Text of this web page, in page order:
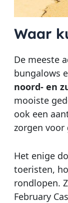
Waar
De meeste
bungalows
noord- en
mooiste
ook een
zorgen voor
Het enige
toeristen,
rondlopen.
February